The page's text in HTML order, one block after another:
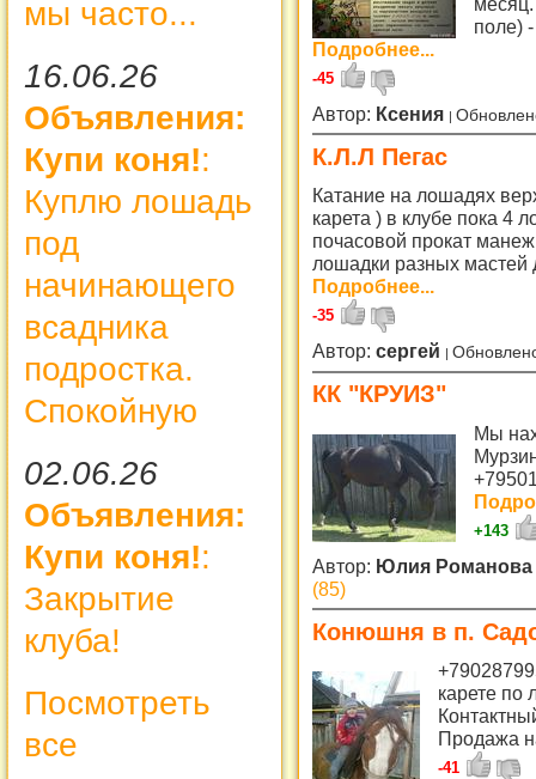
мы часто...
16.06.26
Объявления:
Купи коня!:
Куплю лошадь
под
начинающего
всадника
подростка.
Спокойную
02.06.26
Объявления:
Купи коня!:
Закрытие
клуба!
Посмотреть
все
поле)
Подробнее...
-45
Автор: Ксения
К.Л.Л Пегас
Катание на лошадях
карета ) в клубе пока 4
почасовой прокат
лошадки разных мастей
Подробнее...
-35
Автор: сергей
КК "КРУИЗ"
Мы
+143
Автор: Юлия Романова
(85)
Конюшня в п.
карете по
Продажа
-41